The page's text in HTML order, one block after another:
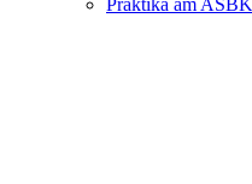
Praktika am ASBK